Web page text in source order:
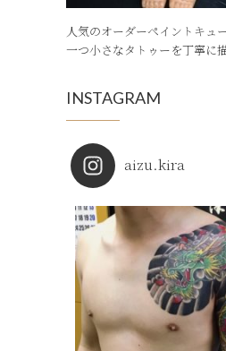
人気のオーダーペイントキュ
一つ小さなタトゥーを丁寧に
INSTAGRAM
aizu.kira